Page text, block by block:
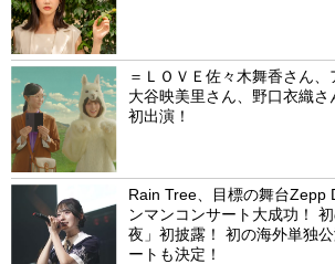
＝ＬＯＶＥ佐々木舞香さん、
大谷映美里さん、野口衣織
初出演！
Rain Tree、目標の舞台Zepp
ンマンコンサート大成功！
夜」初披露！ 初の海外単独
ートも決定！